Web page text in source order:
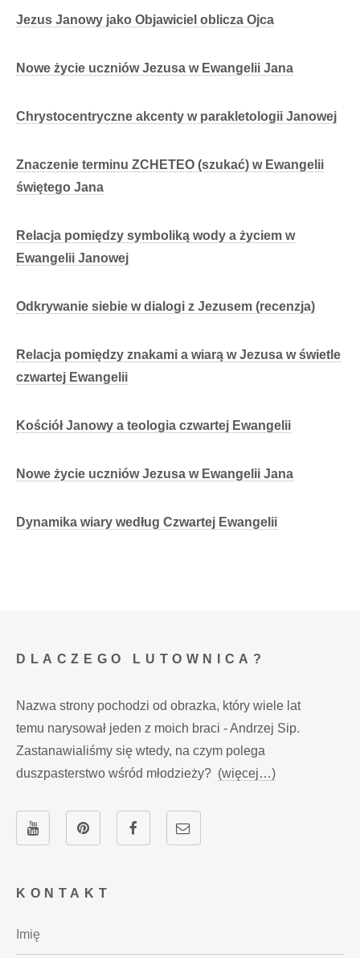
Jezus Janowy jako Objawiciel oblicza Ojca
Nowe życie uczniów Jezusa w Ewangelii Jana
Chrystocentryczne akcenty w parakletologii Janowej
Znaczenie terminu ZCHETEO (szukać) w Ewangelii
świętego Jana
Relacja pomiędzy symboliką wody a życiem w
Ewangelii Janowej
Odkrywanie siebie w dialogi z Jezusem (recenzja)
Relacja pomiędzy znakami a wiarą w Jezusa w świetle
czwartej Ewangelii
Kościół Janowy a teologia czwartej Ewangelii
Nowe życie uczniów Jezusa w Ewangelii Jana
Dynamika wiary według Czwartej Ewangelii
KONTAKT
DLACZEGO LUTOWNICA?
Nazwa strony pochodzi od obrazka, który wiele lat
temu narysował jeden z moich braci - Andrzej Sip.
Zastanawialiśmy się wtedy, na czym polega
duszpasterstwo wśród młodzieży? (więcej…)